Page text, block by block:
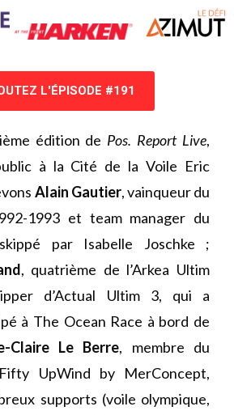
L'ÉPISODE #191
édition de Pos. Report Live,
à la Cité de la Voile Eric
Alain Gautier, vainqueur du
1993 et team manager du
par Isabelle Joschke ;
, quatrième de l’Arkea Ultim
d’Actual Ultim 3, qui a
à The Ocean Race à bord de
Claire Le Berre, membre du
UpWind by MerConcept,
supports (voile olympique,